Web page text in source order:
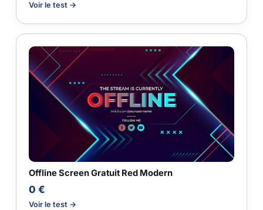
Voir le test →
Offline Screen Gratuit Red Modern
0 €
Voir le test →